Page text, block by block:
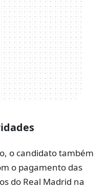
o candidato também
o pagamento das
do Real Madrid na